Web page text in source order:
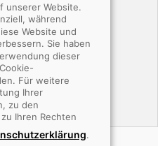
unserer Website.
während
Website und
Sie haben
dieser
Für weitere
Ihrer
zu den
Ihren Rechten
.